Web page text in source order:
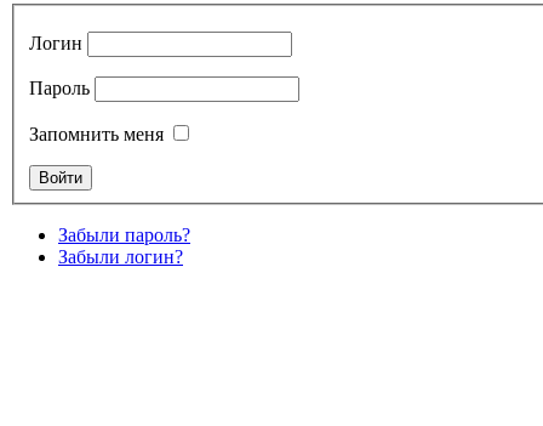
Логин
Пароль
Запомнить меня
Забыли пароль?
Забыли логин?